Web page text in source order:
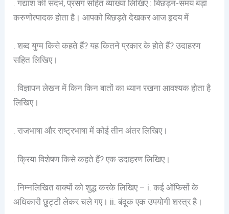
. गद्यांश की संदर्भ, प्रसंग सहित व्याख्या लिखिए : बिछड़न-समय बड़ा
करुणोत्पादक होता है। आपको बिछड़ते देखकर आज हृदय में
. शब्द युग्म किसे कहते हैं? यह कितने प्रकार के होते हैं? उदाहरण
सहित लिखिए।
. विज्ञापन लेखन में किन किन बातों का ध्यान रखना आवश्यक होता है
लिखिए।
. राजभाषा और राष्ट्रभाषा में कोई तीन अंतर लिखिए।
. क्रिया विशेषण किसे कहते हैं? एक उदाहरण लिखिए।
. निम्नलिखित वाक्यों को शुद्ध करके लिखिए – i. कई ऑफिसों के
अधिकारी छुट्टी लेकर चले गए। ii. बंदूक एक उपयोगी शस्त्र है।